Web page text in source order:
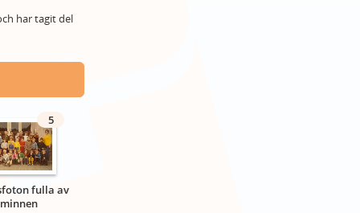
har tagit del
5
fulla av
minnen